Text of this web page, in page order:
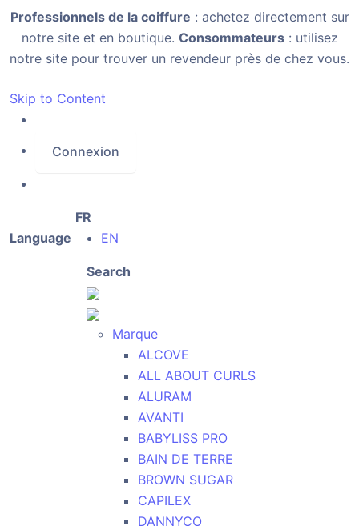
Professionnels de la coiffure : achetez directement sur
notre site et en boutique. Consommateurs: utilisez
notre site pour trouver un revendeur près de chez vous.
Skip to Content
Connexion
Language
FR
EN
Search
Marque
ALCOVE
ALL ABOUT CURLS
ALURAM
AVANTI
BABYLISS PRO
BAIN DE TERRE
BROWN SUGAR
CAPILEX
DANNYCO